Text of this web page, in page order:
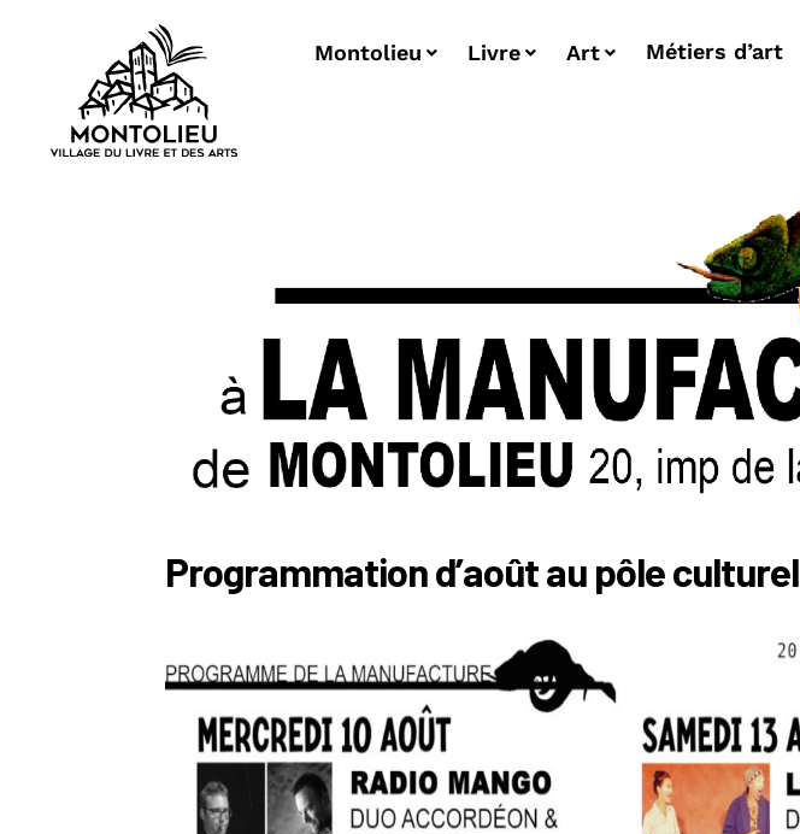
Montolieu Livre Art Métiers d’art
Programmation d’août au pôle culturel